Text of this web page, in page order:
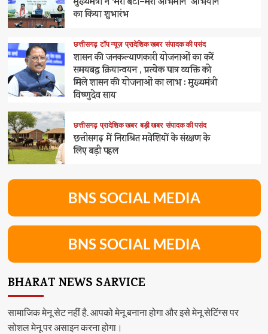
का किया शुभारंभ
छत्तीसगढ़ टॉप न्यूज़ प्रादेशिक खबर संपादक की पसंद
शासन की जनकल्याणकारी योजनाओं का करें
समयबद्ध क्रियान्वयन , प्रत्येक पात्र व्यक्ति को
मिले शासन की योजनाओं का लाभ : मुख्यमंत्री
विष्णुदेव साय
छत्तीसगढ़ प्रादेशिक खबर बड़ी खबर संपादक की पसंद
छत्तीसगढ़ में निराश्रित मवेशियों के संरक्षण के
लिए बड़ी पहल
BNS SOCIAL MEDIA
BNS SOCIAL MEDIA
BHARAT NEWS SARVICE
सामाजिक मेनू सेट नहीं है. आपको मेनू बनाना होगा और इसे मेनू सेटिंग्स पर
सोशल मेनू पर असाइन करना होगा।